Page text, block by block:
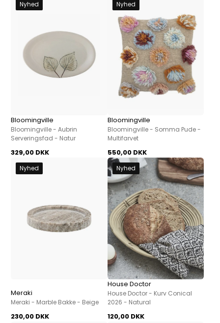
Nyhed
Bloomingville
Bloomingville - Aubrin
Serveringsfad - Natur
329,00 DKK
Nyhed
Bloomingville
Bloomingville - Somma Pude -
Multifarvet
550,00 DKK
Nyhed
Meraki
Meraki - Marble Bakke - Beige
230,00 DKK
Nyhed
House Doctor
House Doctor - Kurv Conical
2026 - Natural
120,00 DKK